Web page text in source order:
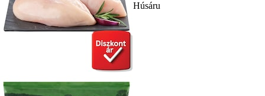
Húsáru